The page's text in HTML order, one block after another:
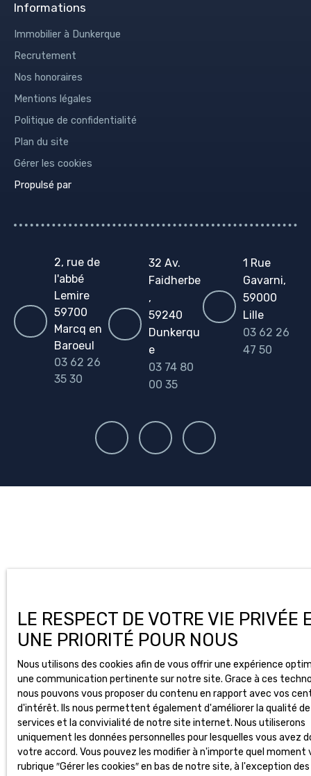
Informations
Immobilier à Dunkerque
Recrutement
Nos honoraires
Mentions légales
Politique de confidentialité
Plan du site
Gérer les cookies
Propulsé par
2, rue de
l'abbé
Lemire
59700
Marcq en
Baroeul
03 62 26
35 30
32 Av.
Faidherbe
,
59240
Dunkerqu
e
03 74 80
00 35
1 Rue
Gavarni,
59000
Lille
03 62 26
47 50
LE RESPECT DE VOTRE VIE PRIVÉE
UNE PRIORITÉ POUR NOUS
Nous utilisons des cookies afin de vous offrir une expérience
une communication pertinente sur notre site. Grace à ces
nous pouvons vous proposer du contenu en rapport avec vos
d'intérêt. Ils nous permettent également d'améliorer la qualité
services et la convivialité de notre site internet. Nous utiliserons
uniquement les données personnelles pour lesquelles vous avez
votre accord. Vous pouvez les modifier à n'importe quel moment
rubrique ″Gérer les cookies″ en bas de notre site, à l'exception